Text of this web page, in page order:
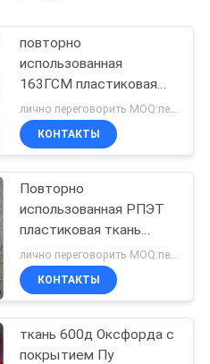
повторно
использованная
163ГСМ пластиковая
ткань бутылки
КОНТАКТЫ
Повторно
использованная РПЭТ
пластиковая ткань
бутылки
КОНТАКТЫ
ткань 600д Оксфорда с
покрытием Пу